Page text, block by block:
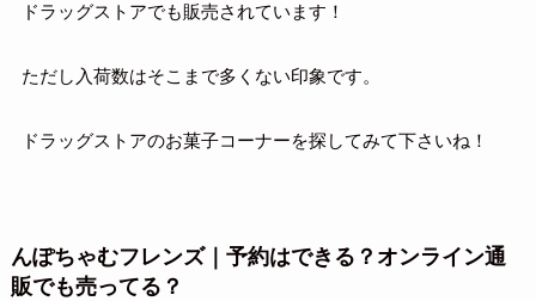
ドラッグストアでも販売されています！
ただし入荷数はそこまで多くない印象です。
ドラッグストアのお菓子コーナーを探してみて下さいね！
んぽちゃむフレンズ｜予約はできる？オンライン通
販でも売ってる？